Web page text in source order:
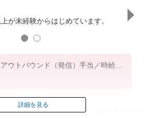
が未経験からはじめています。
ネイ
オシ
ウトバウンド（発信）手当／時給＋
（上限35,000円/月）
給＋100〜300円
ID：AE0624487686
詳細を見る